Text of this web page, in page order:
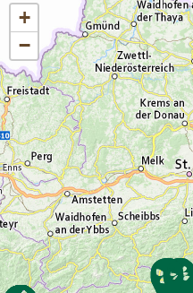
+
−